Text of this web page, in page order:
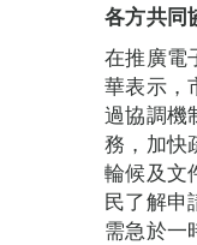
各方共同
在推廣電
華表示，
過協調機
務，加快
輪候及文
民了解申
需急於一